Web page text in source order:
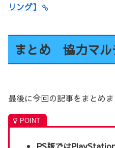
リング】
まとめ 協力マル
最後に今回の記事をまとめま